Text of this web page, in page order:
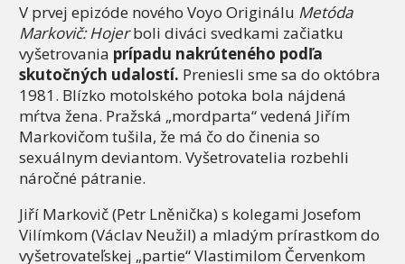
V prvej epizóde nového Voyo Originálu Metóda
Markovič: Hojer boli diváci svedkami začiatku
vyšetrovania prípadu nakrúteného podľa
skutočných udalostí. Preniesli sme sa do októbra
1981. Blízko motolského potoka bola nájdená
mŕtva žena. Pražská „mordparta“ vedená Jiřím
Markovičom tušila, že má čo do činenia so
sexuálnym deviantom. Vyšetrovatelia rozbehli
náročné pátranie.
Jiří Markovič (Petr Lněnička) s kolegami Josefom
Vilímkom (Václav Neužil) a mladým prírastkom do
vyšetrovateľskej „partie“ Vlastimilom Červenkom